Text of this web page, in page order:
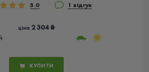
5.0 1 відгук
ціна 2 304 ₴
КУПИТИ